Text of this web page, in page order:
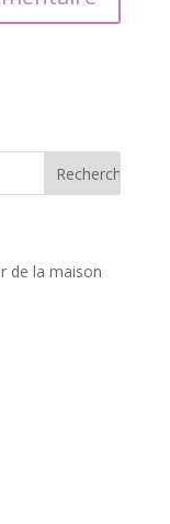
de la maison